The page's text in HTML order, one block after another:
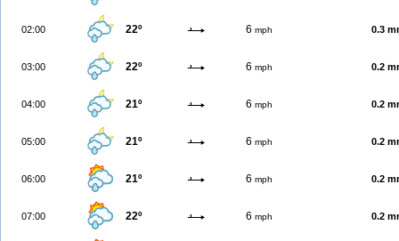
02:00 22º 6 mph 0.3
03:00 22º 6 mph 0.2
04:00 21º 6 mph 0.2
05:00 21º 6 mph 0.2
06:00 21º 6 mph 0.2
07:00 22º 6 mph 0.2